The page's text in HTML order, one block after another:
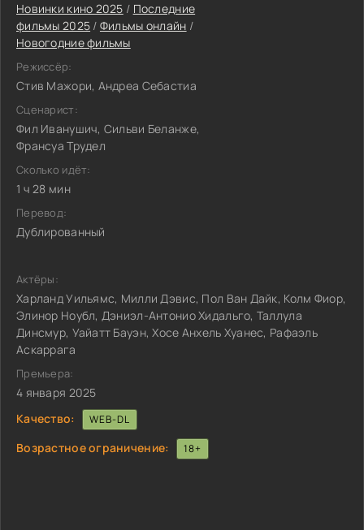
Новинки кино 2025 / Последние
фильмы 2025 / Фильмы онлайн /
Новогодние фильмы
Режиссёр:
Стив Мажори, Андреа Себастиа
Сценарист:
Фил Иванушич, Сильви Беланже,
Франсуа Трудел
Сколько идёт:
1 ч 28 мин
Перевод:
Дублированный
Актёры:
Харланд Уильямс, Милли Дэвис, Пол Ван Дайк, Колм Фиор,
Элинор Ноубл, Дэниэл-Антонио Хидальго, Таллула
Динсмур, Уайатт Бауэн, Хосе Анхель Хуанес, Рафаэль
Аскаррага
Премьера:
4 января 2025
Качество:
WEB-DL
Возрастное ограничение: 18+